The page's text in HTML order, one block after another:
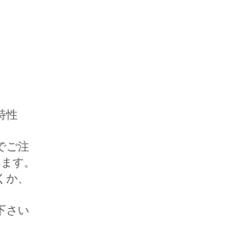
性
ご注
す。
、
さい